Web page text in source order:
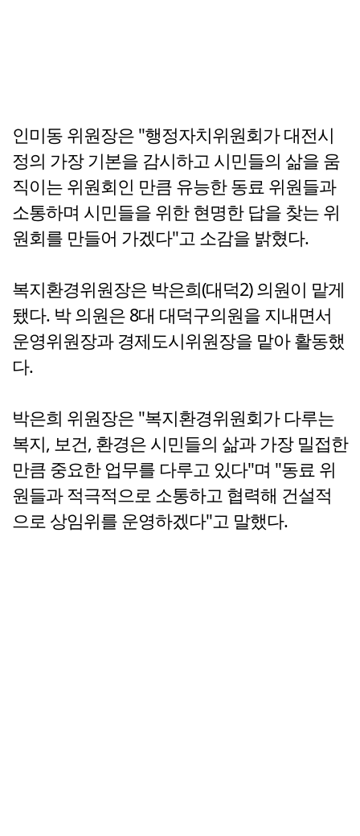
인미동 위원장은 "행정자치위원회가 대전시
정의 가장 기본을 감시하고 시민들의 삶을 움
직이는 위원회인 만큼 유능한 동료 위원들과
소통하며 시민들을 위한 현명한 답을 찾는 위
원회를 만들어 가겠다"고 소감을 밝혔다.
복지환경위원장은 박은희(대덕2) 의원이 맡게
됐다. 박 의원은 8대 대덕구의원을 지내면서
운영위원장과 경제도시위원장을 맡아 활동했
다.
박은희 위원장은 "복지환경위원회가 다루는
복지, 보건, 환경은 시민들의 삶과 가장 밀접한
만큼 중요한 업무를 다루고 있다"며 "동료 위
원들과 적극적으로 소통하고 협력해 건설적
으로 상임위를 운영하겠다"고 말했다.